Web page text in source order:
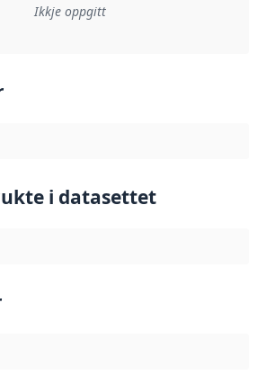
Referanse til ei implementeringsregel eller
Ikkje oppgitt
i datasettet